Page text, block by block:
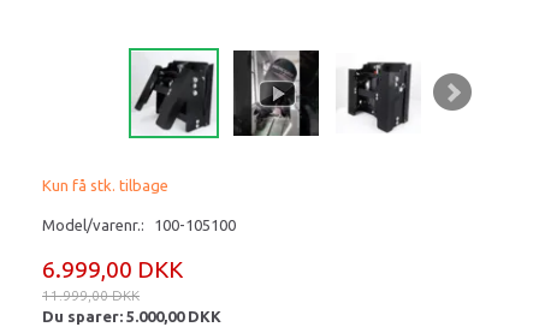
Kun få stk. tilbage
Model/varenr.: 100-105100
6.999,00 DKK
11.999,00 DKK
Du sparer: 5.000,00 DKK